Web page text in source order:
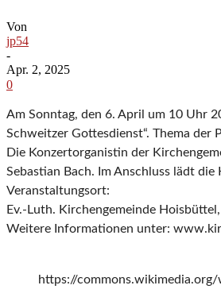
Von
jp54
-
Apr. 2, 2025
0
Am Sonntag, den 6. April um 10 Uhr
Schweitzer Gottesdienst“. Thema der
Die Konzertorganistin der
Sebastian Bach. Im Anschluss lädt
Veranstaltungsort:
Ev.-Luth. Kirchengemeinde
Weitere Informationen unter:
https://